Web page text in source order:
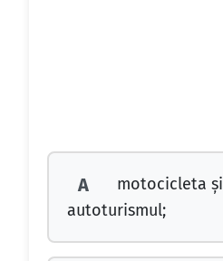
A
motocicleta şi
autoturismul;